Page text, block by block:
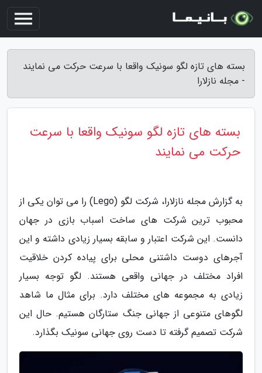
بسته های تازه لگو سونیک واقعا با سرعت حرکت می نمایند
- مجله نازلارا
بسته های تازه لگو سونیک واقعا با سرعت
حرکت می نمایند
به گزارش مجله نازلارا، شرکت لگو (Lego) را می توان یکی از
محبوب ترین شرکت های ساخت اسباب بازی در جهان
دانست. این شرکت اعتبار و سابقه بسیار زیادی داشته و این
آجرهای دوست داشتنی محلی برای پیاده کردن خلاقیت
افراد مختلف در جهانی واقعی هستند. لگو توجه بسیار
زیادی به مجموعه های مختلف دارد. برای مثال ما شاهد
لگوهای متنوعی از جهانی جنگ ستارگان هستیم. حال این
شرکت تصمیم گرفته تا دست روی جهانی سونیک بگذارد.